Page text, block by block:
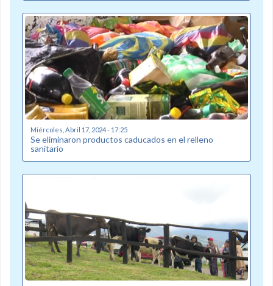
Miércoles, Abril 17, 2024 - 17:25
Se eliminaron productos caducados en el relleno
sanitario